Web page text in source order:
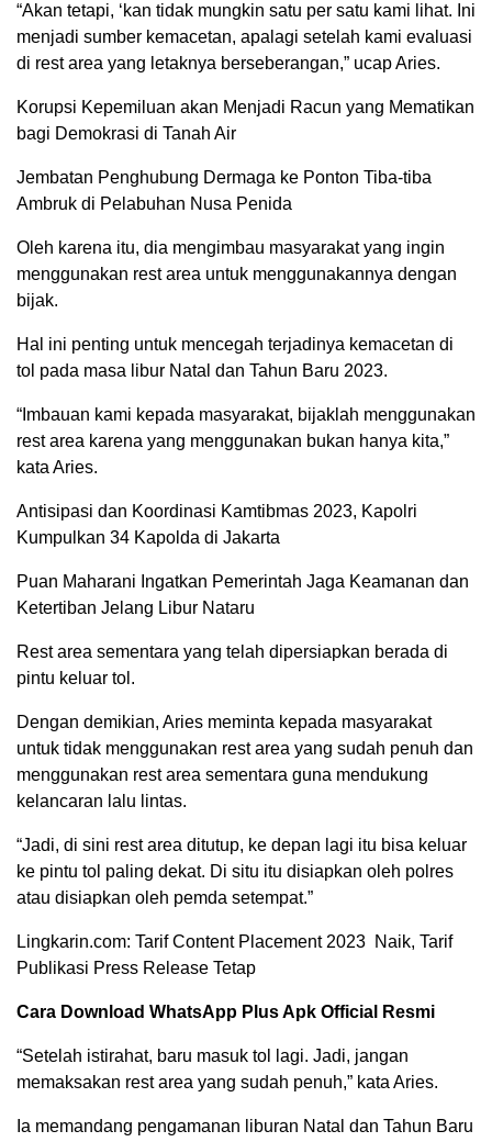
“Akan tetapi, ‘kan tidak mungkin satu per satu kami lihat. Ini
menjadi sumber kemacetan, apalagi setelah kami evaluasi
di rest area yang letaknya berseberangan,” ucap Aries.
Korupsi Kepemiluan akan Menjadi Racun yang Mematikan
bagi Demokrasi di Tanah Air
Jembatan Penghubung Dermaga ke Ponton Tiba-tiba
Ambruk di Pelabuhan Nusa Penida
Oleh karena itu, dia mengimbau masyarakat yang ingin
menggunakan rest area untuk menggunakannya dengan
bijak.
Hal ini penting untuk mencegah terjadinya kemacetan di
tol pada masa libur Natal dan Tahun Baru 2023.
“Imbauan kami kepada masyarakat, bijaklah menggunakan
rest area karena yang menggunakan bukan hanya kita,”
kata Aries.
Antisipasi dan Koordinasi Kamtibmas 2023, Kapolri
Kumpulkan 34 Kapolda di Jakarta
Puan Maharani Ingatkan Pemerintah Jaga Keamanan dan
Ketertiban Jelang Libur Nataru
Rest area sementara yang telah dipersiapkan berada di
pintu keluar tol.
Dengan demikian, Aries meminta kepada masyarakat
untuk tidak menggunakan rest area yang sudah penuh dan
menggunakan rest area sementara guna mendukung
kelancaran lalu lintas.
“Jadi, di sini rest area ditutup, ke depan lagi itu bisa keluar
ke pintu tol paling dekat. Di situ itu disiapkan oleh polres
atau disiapkan oleh pemda setempat.”
Lingkarin.com: Tarif Content Placement 2023 Naik, Tarif
Publikasi Press Release Tetap
Cara Download WhatsApp Plus Apk Official Resmi
“Setelah istirahat, baru masuk tol lagi. Jadi, jangan
memaksakan rest area yang sudah penuh,” kata Aries.
Ia memandang pengamanan liburan Natal dan Tahun Baru